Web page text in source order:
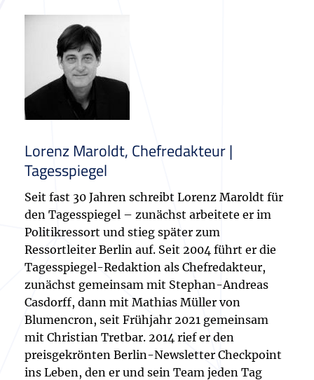
Lorenz Maroldt, Chefredakteur |
Tagesspiegel
Seit fast 30 Jahren schreibt Lorenz Maroldt für
den Tagesspiegel – zunächst arbeitete er im
Politikressort und stieg später zum
Ressortleiter Berlin auf. Seit 2004 führt er die
Tagesspiegel-Redaktion als Chefredakteur,
zunächst gemeinsam mit Stephan-Andreas
Casdorff, dann mit Mathias Müller von
Blumencron, seit Frühjahr 2021 gemeinsam
mit Christian Tretbar. 2014 rief er den
preisgekrönten Berlin-Newsletter Checkpoint
ins Leben, den er und sein Team jeden Tag